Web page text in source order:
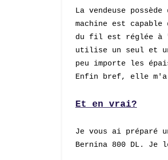
La vendeuse possède
machine est
du fil est réglée à
utilise un seul et
peu importe les
Enfin bref, elle m'a
Et en vrai?
Je vous ai préparé
Bernina 800 DL. Je